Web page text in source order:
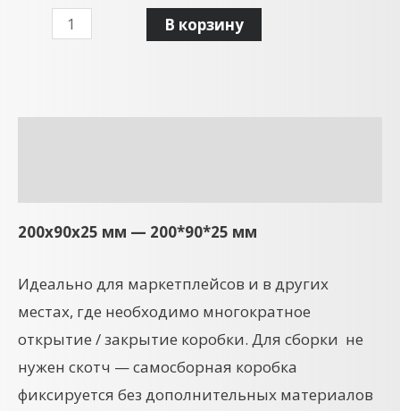
В корзину
200x90x25 мм — 200*90*25 мм
Идеально для маркетплейсов и в других
местах, где необходимо многократное
открытие / закрытие коробки. Для сборки не
нужен скотч — самосборная коробка
фиксируется без дополнительных материалов